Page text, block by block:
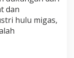
dan
hulu migas,